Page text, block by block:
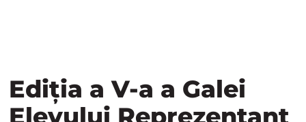
Ediția a V-a a Galei